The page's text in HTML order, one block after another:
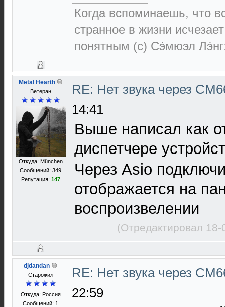
Когда вспоминаешь, что
странное в жизни
понятным (c) Сэ́мюэл
Metal Hearth
Ветеран
Откуда: München
Сообщений: 349
Репутация: 147
RE: Нет звука через
14:41
Выше написал как
диспетчере
Через Asio
отображается на
воспроизвелении
(Отредактировал
djdandan
Старожил
Откуда: Россия
Сообщений: 1
RE: Нет звука через
22:59